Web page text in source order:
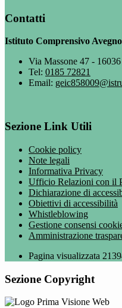
Contatti
Istituto Comprensivo
Via Massone 47 -
Tel: 0185 72821
Email:
Sezione Link Utili
Cookie policy
Note legali
Informativa Privacy
Ufficio Relazioni con il
Dichiarazione di
Obiettivi di accessibilità
Whistleblowing
Gestione consensi
Amministrazione
Pagina visualizzata
Sezione Copyright